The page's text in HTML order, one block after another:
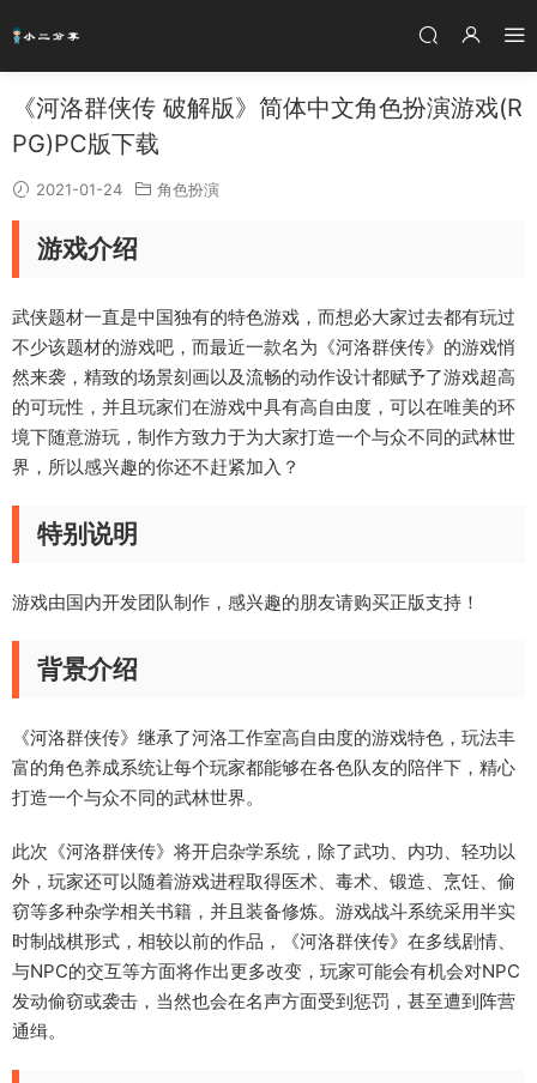
《河洛群侠传 破解版》简体中文角色扮演游戏(R
PG)PC版下载
2021-01-24 角色扮演
游戏介绍
武侠题材一直是中国独有的特色游戏，而想必大家过去都有玩过
不少该题材的游戏吧，而最近一款名为《河洛群侠传》的游戏悄
然来袭，精致的场景刻画以及流畅的动作设计都赋予了游戏超高
的可玩性，并且玩家们在游戏中具有高自由度，可以在唯美的环
境下随意游玩，制作方致力于为大家打造一个与众不同的武林世
界，所以感兴趣的你还不赶紧加入？
特别说明
游戏由国内开发团队制作，感兴趣的朋友请购买正版支持！
背景介绍
《河洛群侠传》继承了河洛工作室高自由度的游戏特色，玩法丰
富的角色养成系统让每个玩家都能够在各色队友的陪伴下，精心
打造一个与众不同的武林世界。
此次《河洛群侠传》将开启杂学系统，除了武功、内功、轻功以
外，玩家还可以随着游戏进程取得医术、毒术、锻造、烹饪、偷
窃等多种杂学相关书籍，并且装备修炼。游戏战斗系统采用半实
时制战棋形式，相较以前的作品，《河洛群侠传》在多线剧情、
与NPC的交互等方面将作出更多改变，玩家可能会有机会对NPC
发动偷窃或袭击，当然也会在名声方面受到惩罚，甚至遭到阵营
通缉。